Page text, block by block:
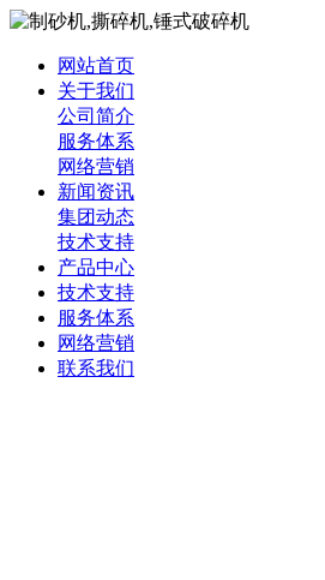
网站首页
关于我们
公司简介
服务体系
网络营销
新闻资讯
集团动态
技术支持
产品中心
技术支持
服务体系
网络营销
联系我们